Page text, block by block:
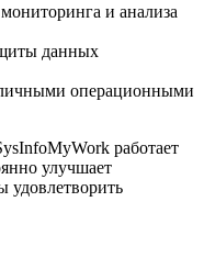
и анализа
данных
операционными
работает
улучшает
удовлетворить